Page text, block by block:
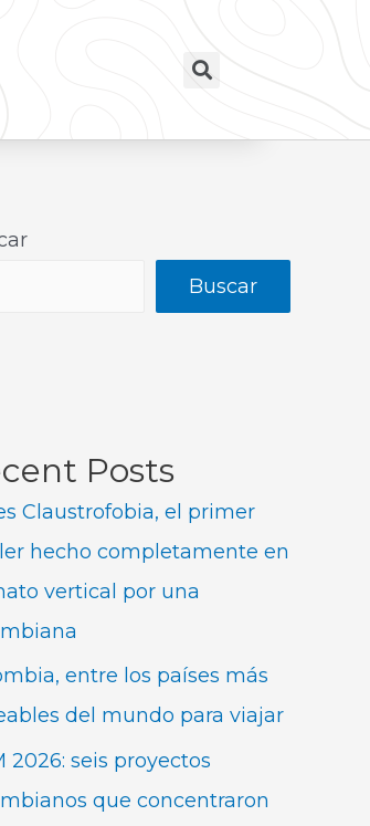
Buscar
Posts
Claustrofobia, el primer
hecho completamente en
vertical por una
entre los países más
del mundo para viajar
2026: seis proyectos
que concentraron